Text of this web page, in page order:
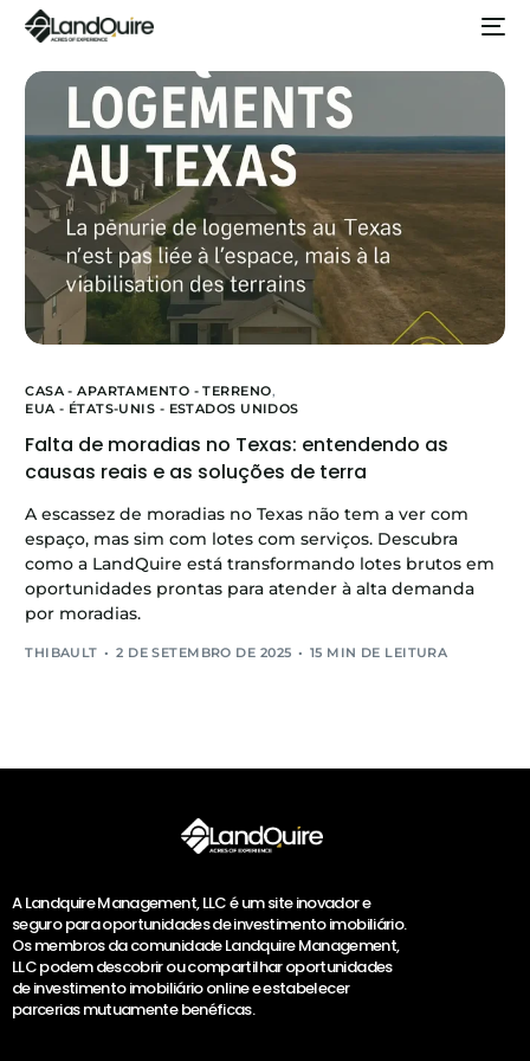
CASA - APARTAMENTO - TERRENO,
EUA - ÉTATS-UNIS - ESTADOS UNIDOS
Falta de moradias no Texas: entendendo as
causas reais e as soluções de terra
A escassez de moradias no Texas não tem a ver com
espaço, mas sim com lotes com serviços. Descubra
como a LandQuire está transformando lotes brutos em
oportunidades prontas para atender à alta demanda
por moradias.
THIBAULT 2 DE SETEMBRO DE 2025 15 MIN DE LEITURA
A Landquire Management, LLC é um site inovador e
seguro para oportunidades de investimento imobiliário.
Os membros da comunidade Landquire Management,
LLC podem descobrir ou compartilhar oportunidades
de investimento imobiliário online e estabelecer
parcerias mutuamente benéficas.